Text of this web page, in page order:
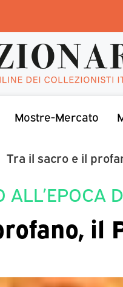
Mostre-Mercato
Tra il sacro e il
il